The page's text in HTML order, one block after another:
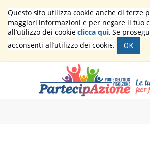
Questo sito utilizza cookie anche di terze
maggiori informazioni e per negare il tuo
all’utilizzo dei cookie clicca qui. Se
acconsenti all’utilizzo dei cookie.
OK